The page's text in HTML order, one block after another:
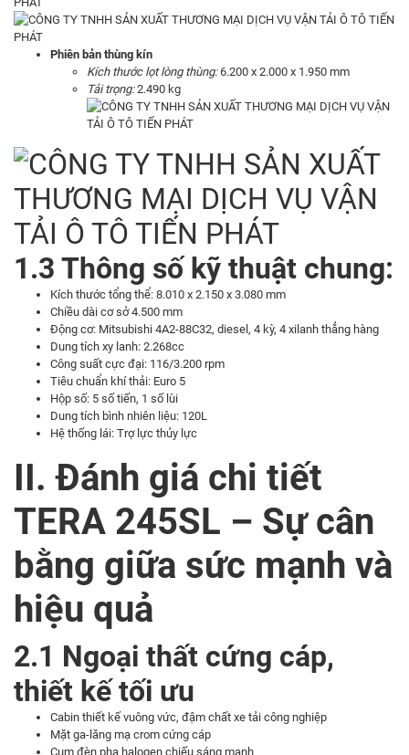
Phiên bản thùng kín
Kích thước lọt lòng thùng:6.200 x 2.000 x 1.950 mm
Tải trọng:2.490 kg
1.3 Thông số kỹ thuật chung:
Kích thước tổng thể: 8.010 x 2.150 x 3.080 mm
Chiều dài cơ sở 4.500 mm
Động cơ: Mitsubishi 4A2-88C32, diesel, 4 kỳ, 4 xilanh thẳng hàng
Dung tích xy lanh: 2.268cc
Công suất cực đại: 116/3.200 rpm
Tiêu chuẩn khí thải: Euro 5
Hộp số: 5 số tiến, 1 số lùi
Dung tích bình nhiên liệu: 120L
Hệ thống lái: Trợ lực thủy lực
II. Đánh giá chi tiết
TERA 245SL – Sự cân
bằng giữa sức mạnh và
hiệu quả
2.1 Ngoại thất cứng cáp,
thiết kế tối ưu
Cabin thiết kế vuông vức, đậm chất xe tải công nghiệp
Mặt ga-lăng mạ crom cứng cáp
Cụm đèn pha halogen chiếu sáng mạnh